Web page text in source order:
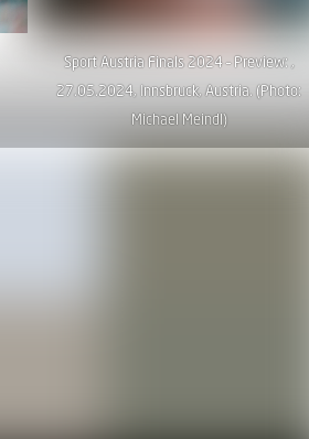
Sport Austria Finals 2024 – Preview: ,
27.05.2024, Innsbruck, Austria. (Photo:
Michael Meindl)